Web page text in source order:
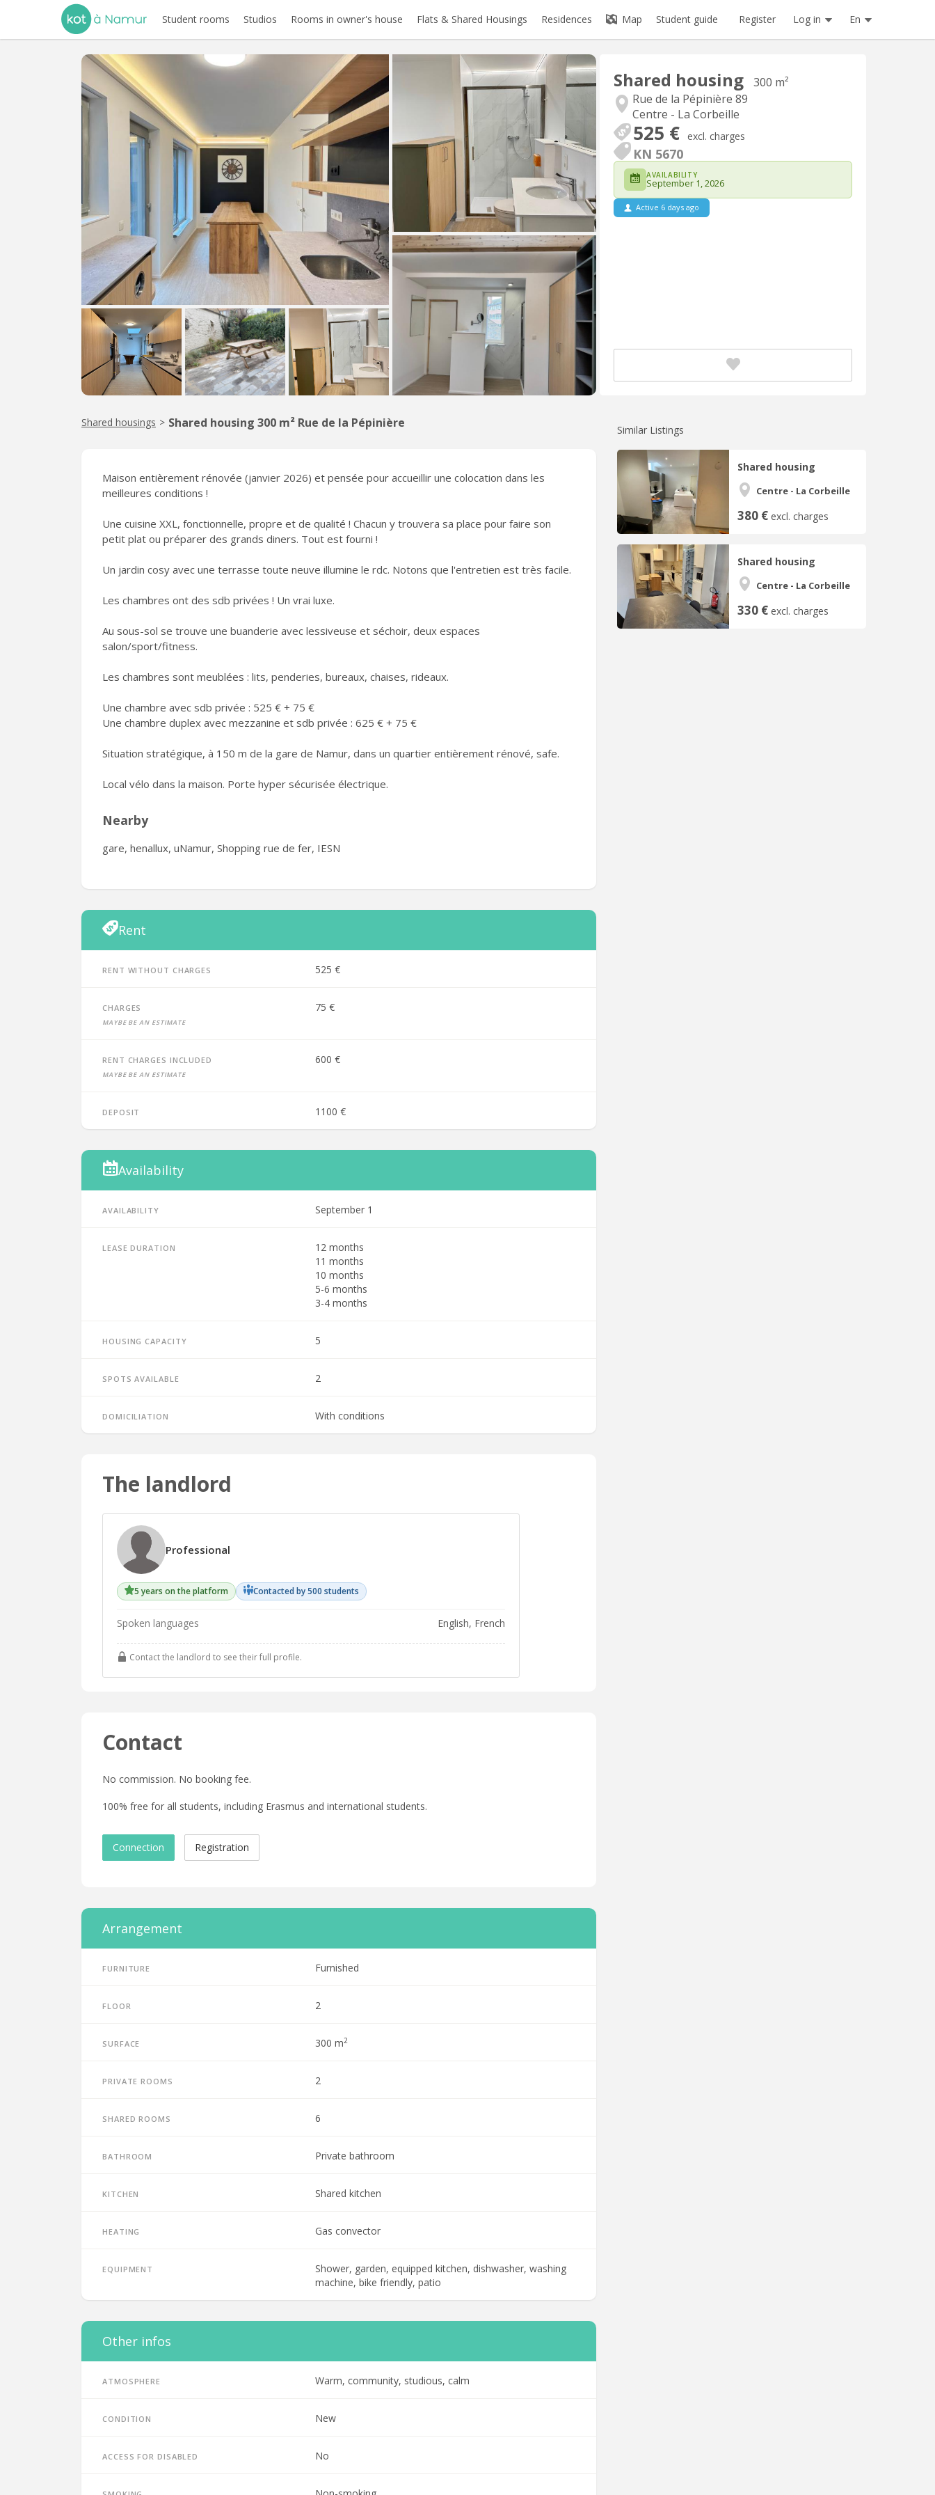
Student rooms Studios Rooms in owner's house Flats & Shared Housings Residences Map Student guide Register Log in En
Shared housing
300 m²
Rue de la Pépinière 89
Centre - La Corbeille
525 € excl. charges
KN 5670
AVAILABILITY
September 1, 2026
Active 6 days ago
Similar Listings
Shared housing
Centre - La Corbeille
380 € excl. charges
Shared housing
Centre - La Corbeille
330 € excl. charges
Shared housings > Shared housing 300 m² Rue de la Pépinière
Maison entièrement rénovée (janvier 2026) et pensée pour accueillir une colocation dans les
meilleures conditions !
Une cuisine XXL, fonctionnelle, propre et de qualité ! Chacun y trouvera sa place pour faire son
petit plat ou préparer des grands diners. Tout est fourni !
Un jardin cosy avec une terrasse toute neuve illumine le rdc. Notons que l'entretien est très facile.
Les chambres ont des sdb privées ! Un vrai luxe.
Au sous-sol se trouve une buanderie avec lessiveuse et séchoir, deux espaces
salon/sport/fitness.
Les chambres sont meublées : lits, penderies, bureaux, chaises, rideaux.
Une chambre avec sdb privée : 525 € + 75 €
Une chambre duplex avec mezzanine et sdb privée : 625 € + 75 €
Situation stratégique, à 150 m de la gare de Namur, dans un quartier entièrement rénové, safe.
Local vélo dans la maison. Porte hyper sécurisée électrique.
Nearby
gare, henallux, uNamur, Shopping rue de fer, IESN
Rent
Rent without charges 525 €
Charges
Maybe be an estimate
75 €
Rent charges included
Maybe be an estimate
600 €
Deposit 1100 €
Availability
Availability September 1
Lease duration
12 months
11 months
10 months
5-6 months
3-4 months
Housing capacity 5
Spots available 2
Domiciliation With conditions
The landlord
Professional
5 years on the platform Contacted by 500 students
Spoken languages English, French
Contact the landlord to see their full profile.
Contact
No commission. No booking fee.
100% free for all students, including Erasmus and international students.
Connection Registration
Arrangement
Furniture Furnished
Floor 2
Surface 300 m2
Private rooms 2
Shared rooms 6
Bathroom Private bathroom
Kitchen Shared kitchen
Heating Gas convector
Equipment
Shower, garden, equipped kitchen, dishwasher, washing
machine, bike friendly, patio
Other infos
Atmosphere Warm, community, studious, calm
Condition New
Access for disabled No